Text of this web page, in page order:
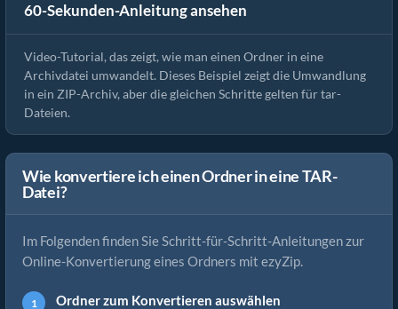
60-Sekunden-Anleitung ansehen
Wie man einen Ordner online in tar umwandelt
Video-Tutorial, das zeigt, wie man einen Ordner in eine
Archivdatei umwandelt. Dieses Beispiel zeigt die Umwandlung
in ein ZIP-Archiv, aber die gleichen Schritte gelten für tar-
Dateien.
Wie konvertiere ich einen Ordner in eine TAR-
Datei?
Im Folgenden finden Sie Schritt-für-Schritt-Anleitungen zur
Online-Konvertierung eines Ordners mit ezyZip.
Ordner zum Konvertieren auswählen